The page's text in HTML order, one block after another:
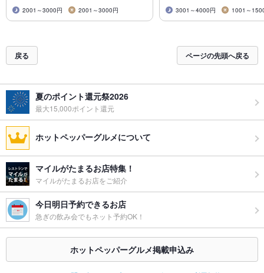
2001～3000円 2001～3000円 3001～4000円 1001～
戻る ページの先頭へ戻る
夏のポイント還元祭2026
最大15,000ポイント還元
ホットペッパーグルメについて
マイルがたまるお店特集！
マイルがたまるお店をご紹介
今日明日予約できるお店
急ぎの飲み会でもネット予約OK！
ホットペッパーグルメ掲載申込み